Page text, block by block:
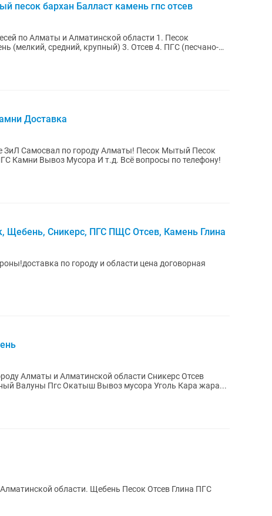
песок бархан Балласт камень гпс отсев
по Алматы и Алматинской области 1. Песок
(мелкий, средний, крупный) 3. Отсев 4. ПГС (песчано-
Доставка
Самосвал по городу Алматы! Песок Мытый Песок
Барханный Щебень Сникерс Отсев ПГС Камни Вывоз Мусора И т.д. Всё вопросы по телефону!
Щебень, Сникерс, ПГС ПЩС Отсев, Камень Глина
по городу и области цена договорная
и Алматинской области Сникерс Отсев
Щебень Песок мытый Песок барханный Валуны Пгс Окатыш Вывоз мусора Уголь Кара жара...
области. Щебень Песок Отсев Глина ПГС